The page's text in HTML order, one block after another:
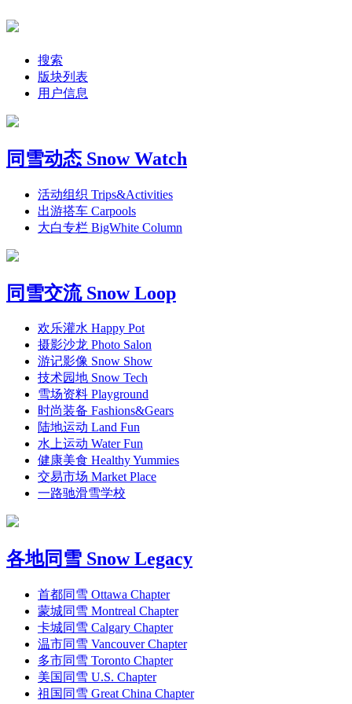
搜索
版块列表
用户信息
同雪动态 Snow Watch
活动组织 Trips&Activities
出游搭车 Carpools
大白专栏 BigWhite Column
同雪交流 Snow Loop
欢乐灌水 Happy Pot
摄影沙龙 Photo Salon
游记影像 Snow Show
技术园地 Snow Tech
雪场资料 Playground
时尚装备 Fashions&Gears
陆地运动 Land Fun
水上运动 Water Fun
健康美食 Healthy Yummies
交易市场 Market Place
一路驰滑雪学校
各地同雪 Snow Legacy
首都同雪 Ottawa Chapter
蒙城同雪 Montreal Chapter
卡城同雪 Calgary Chapter
温市同雪 Vancouver Chapter
多市同雪 Toronto Chapter
美国同雪 U.S. Chapter
祖国同雪 Great China Chapter